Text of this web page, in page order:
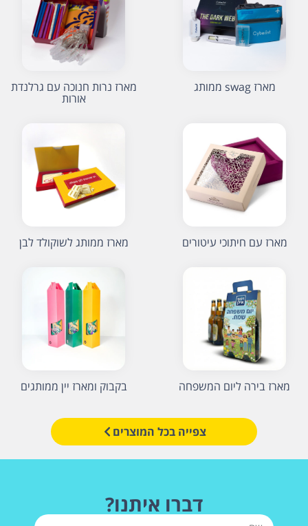
מארז swag ממותג מארז נרות חנוכה עם גרלנדת
אורות
מארז עם חיתוכי עיטורים מארז ממותג לשוקולד לבן
מארז בירה ליום המשפחה בקבוק ומארז יין ממותגים
צפייה בכל המוצרים
דברו איתנו?